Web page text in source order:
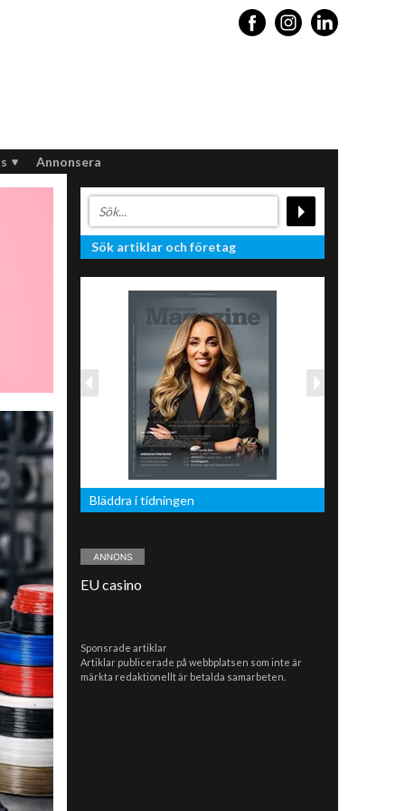
Annonsera
Sök artiklar och företag
Bläddra i tidningen
EU casino
Sponsrade artiklar
Artiklar publicerade på webbplatsen som inte är
märkta redaktionellt är betalda samarbeten.